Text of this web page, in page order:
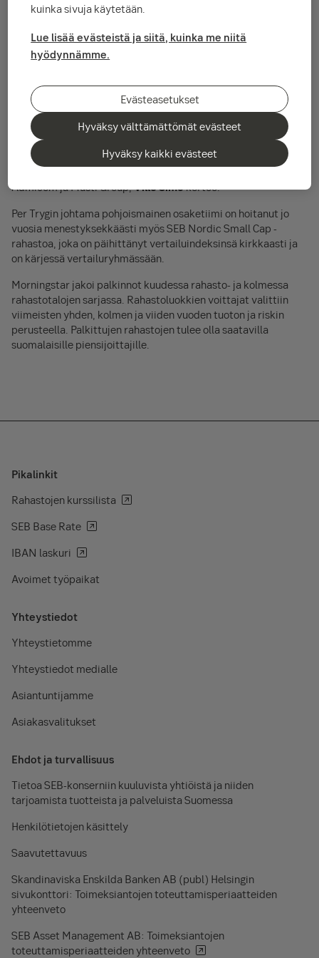
SEB Finland Small Cap -rahaston salkunhoitajia ovat Ville Simo
ja Per Trygg. Rahasto ei sijoita vain pienimpiin yhtiöihin, sillä
miljardia euroa. SEB oli paras myös viime vuonna Suomi-
osakkeiden sarjassa.
- Rahasto keskittyy defensiivisiin laatuyhtiöihin, joilla
tyypillisesti on vahva tase, korkea kannattavuustaso ja hyvät
tulevaisuuden näkymät. Vuosina 2019 ja 2020 erityisen
Admicom ja Musti Group,Ville Simokertoo.
Per Trygin johtama pohjoismainen osaketiimi on hoitanut jo
vuosia menestyksekkäästi myös SEB Nordic Small Cap -
rahastoa, joka on päihittänyt vertailuindeksinsä kirkkaasti ja
on kärjessä vertailuryhmässään.
Morningstar jakoi palkinnot kuudessa rahasto- ja kolmessa
rahastotalojen sarjassa. Rahastoluokkien voittajat valittiin
viimeisten yhden, kolmen ja viiden vuoden tuoton ja riskin
perusteella. Palkittujen rahastojen tulee olla saatavilla
suomalaisille piensijoittajille.
Pikalinkit
Rahastojen kurssilista
SEB Base Rate
IBAN laskuri
Avoimet työpaikat
Yhteystiedot
Yhteystietomme
Yhteystiedot medialle
Asiantuntijamme
Asiakasvalitukset
Ehdot ja turvallisuus
Tietoa SEB-konserniin kuuluvista yhtiöistä ja niiden
tarjoamista tuotteista ja palveluista Suomessa
Henkilötietojen käsittely
Saavutettavuus
Skandinaviska Enskilda Banken AB (publ) Helsingin
sivukonttori: Toimeksiantojen toteuttamisperiaatteiden
yhteenveto
SEB Asset Management AB: Toimeksiantojen
toteuttamisperiaatteiden yhteenveto
kuinka sivuja käytetään.
Lue lisää evästeistä ja siitä, kuinka me niitä
hyödynnämme.
Evästeasetukset
Hyväksy välttämättömät evästeet
Hyväksy kaikki evästeet